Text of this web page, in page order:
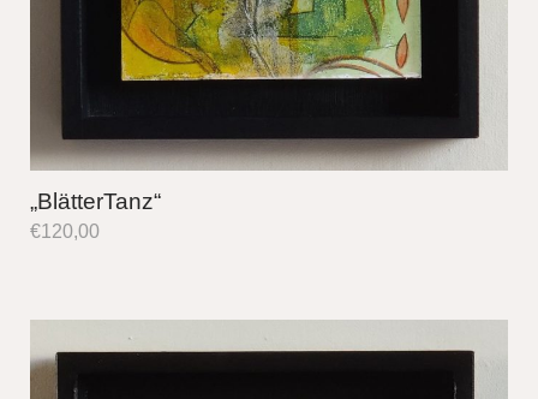
„BlätterTanz“
€120,00